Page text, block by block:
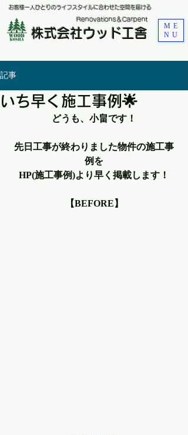
お客様一人ひとりのライフスタイルに合わせた空間を届ける
株式会社ウッド工舎
​Renovations＆Carpent
ME
NU
記事
いち早く施工事例🌟
どうも、小畠です！
先日工事が終わりました物件の施工事
例を
HP(施工事例)より早く掲載します！
【BEFORE】